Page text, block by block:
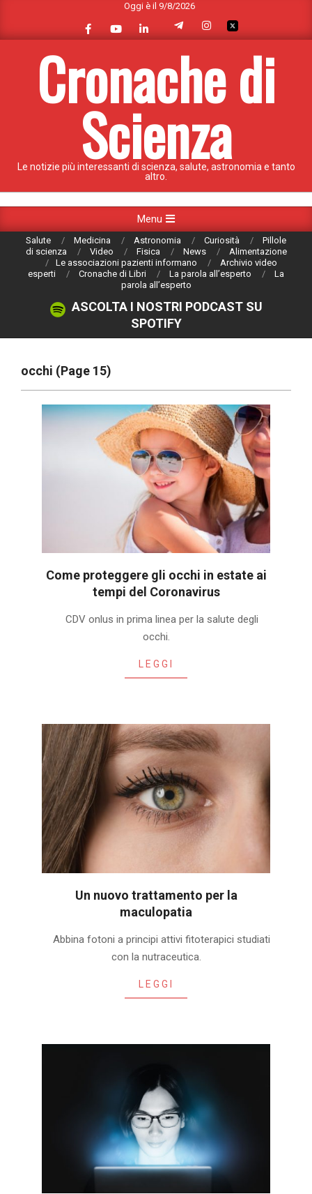
content
Oggi è il 9/8/2026
Cronache di
Scienza
Le notizie più interessanti di scienza, salute, astronomia e tanto
altro.
Navigation
Menu
Salute Medicina Astronomia Curiosità
Pillole
di scienza
Video Fisica News
Alimentazione
Le associazioni pazienti informano
Archivio video
esperti
Cronache di Libri La parola all’esperto
La
parola all’esperto
ASCOLTA I NOSTRI PODCAST SU
SPOTIFY
occhi (Page 15)
Come proteggere gli occhi in estate ai
tempi del Coronavirus
CDV onlus in prima linea per la salute degli
occhi.
LEGGI
Un nuovo trattamento per la
maculopatia
05-
Abbina fotoni a principi attivi fitoterapici studiati
con la nutraceutica.
LEGGI